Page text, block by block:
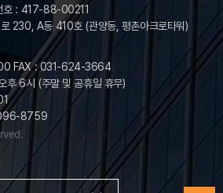
호 : 417-88-00211
230, A동 410호 (관양동, 평촌아크로타워)
FAX : 031-624-3664
후 6시 (주말 및 공휴일 휴무)
8759
Designed by website.co.kr